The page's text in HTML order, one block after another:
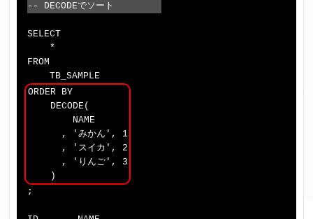
-- DECODEでソート
SELECT
    *
FROM
ORDER BY
    DECODE(
        NAME
      , 'みかん', 1
      , 'スイカ', 2
      , 'りんご', 3
;